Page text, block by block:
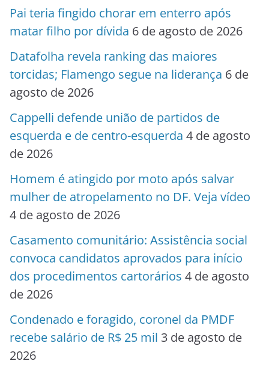
Pai teria fingido chorar em enterro após
matar filho por dívida 6 de agosto de 2026
Datafolha revela ranking das maiores
torcidas; Flamengo segue na liderança 6 de
agosto de 2026
Cappelli defende união de partidos de
esquerda e de centro-esquerda 4 de agosto
de 2026
Homem é atingido por moto após salvar
mulher de atropelamento no DF. Veja vídeo
4 de agosto de 2026
Casamento comunitário: Assistência social
convoca candidatos aprovados para início
dos procedimentos cartorários 4 de agosto
de 2026
Condenado e foragido, coronel da PMDF
recebe salário de R$ 25 mil 3 de agosto de
2026